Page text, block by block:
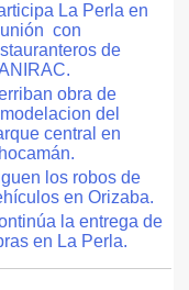
La Perla en
con
de
obra de
del
central en
los robos de
en Orizaba.
la entrega de
en La Perla.